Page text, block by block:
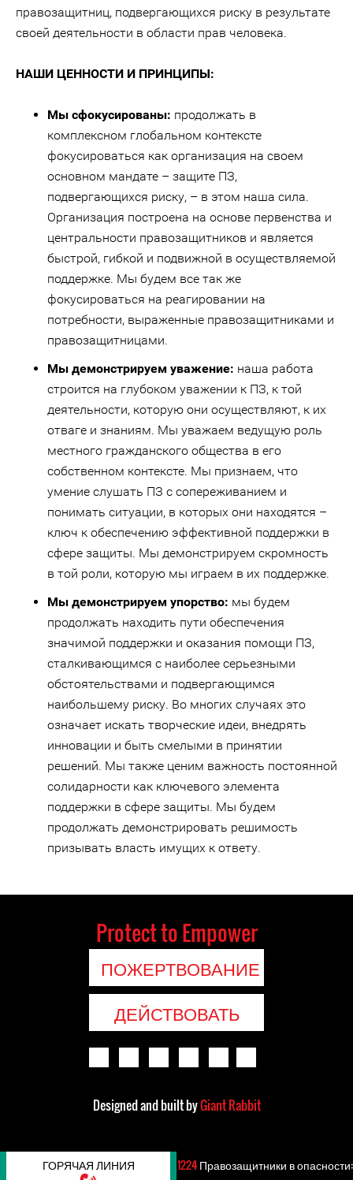
правозащитниц, подвергающихся риску в результате
своей деятельности в области прав человека.
НАШИ ЦЕННОСТИ И ПРИНЦИПЫ:
Мы сфокусированы: продолжать в
комплексном глобальном контексте
фокусироваться как организация на своем
основном мандате – защите ПЗ,
подвергающихся риску, – в этом наша сила.
Организация построена на основе первенства и
центральности правозащитников и является
быстрой, гибкой и подвижной в осуществляемой
поддержке. Мы будем все так же
фокусироваться на реагировании на
потребности, выраженные правозащитниками и
правозащитницами.
Мы демонстрируем уважение: наша работа
строится на глубоком уважении к ПЗ, к той
деятельности, которую они осуществляют, к их
отваге и знаниям. Мы уважаем ведущую роль
местного гражданского общества в его
собственном контексте. Мы признаем, что
умение слушать ПЗ с сопереживанием и
понимать ситуации, в которых они находятся –
ключ к обеспечению эффективной поддержки в
сфере защиты. Мы демонстрируем скромность
в той роли, которую мы играем в их поддержке.
Мы демонстрируем упорство: мы будем
продолжать находить пути обеспечения
значимой поддержки и оказания помощи ПЗ,
сталкивающимся с наиболее серьезными
обстоятельствами и подвергающимся
наибольшему риску. Во многих случаях это
означает искать творческие идеи, внедрять
инновации и быть смелыми в принятии
решений. Мы также ценим важность постоянной
солидарности как ключевого элемента
поддержки в сфере защиты. Мы будем
продолжать демонстрировать решимость
призывать власть имущих к ответу.
Protect to Empower
ПОЖЕРТВОВАНИЕ
ДЕЙСТВОВАТЬ
Designed and built byGiant Rabbit
ГОРЯЧАЯ ЛИНИЯ 1224Правозащитники в опасности: